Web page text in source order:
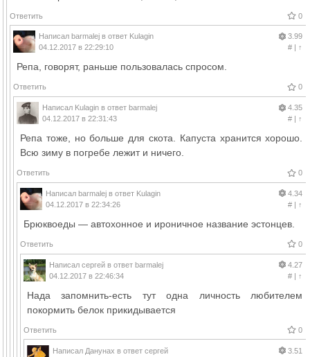
Ответить 0
Написал barmalej в ответ Kulagin
04.12.2017 в 22:29:10
3.99
#| ↑
Репа, говорят, раньше пользовалась спросом.
Ответить 0
Написал Kulagin в ответ barmalej
04.12.2017 в 22:31:43
4.35
#| ↑
Репа тоже, но больше для скота. Капуста хранится хорошо.
Всю зиму в погребе лежит и ничего.
Ответить 0
Написал barmalej в ответ Kulagin
04.12.2017 в 22:34:26
4.34
#| ↑
Брюквоеды — автохонное и ироничное название эстонцев.
Ответить 0
Написал сергей в ответ barmalej
04.12.2017 в 22:46:34
4.27
#| ↑
Нада запомнить-есть тут одна личность любителем
покормить белок прикидывается
Ответить 0
Написал Данунах в ответ сергей
3.51